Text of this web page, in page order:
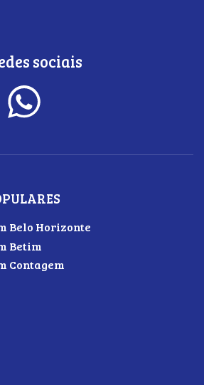
sociais
Belo Horizonte
Betim
Contagem